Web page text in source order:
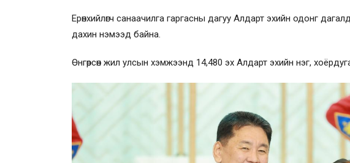
Ерөнхийлөгч санаачилга гаргасны дагуу Алдарт эхийн одонг
дахин нэмээд байна.
Өнгөрсөн жил улсын хэмжээнд 14,480 эх Алдарт эхийн нэг,